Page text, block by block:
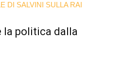
DI SALVINI SULLA RAI
la politica dalla